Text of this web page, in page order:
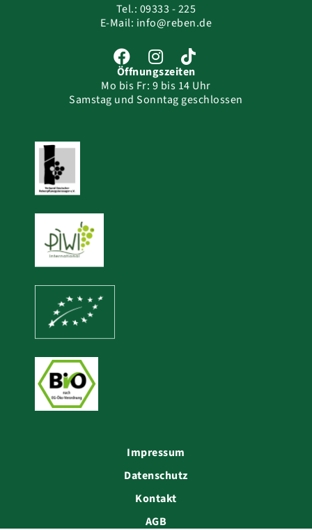
Tel.: 09333 - 225
E-Mail: info@reben.de
Öffnungszeiten
Mo bis Fr: 9 bis 14 Uhr
Samstag und Sonntag geschlossen
Impressum
Datenschutz
Kontakt
AGB